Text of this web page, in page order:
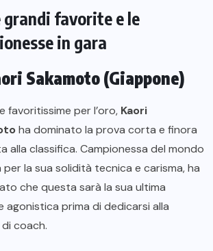
grandi favorite e le
in gara
Sakamoto (Giappone)
favoritissime per l’oro, Kaori
ha dominato la prova corta e finora
alla classifica. Campionessa del mondo
per la sua solidità tecnica e carisma, ha
che questa sarà la sua ultima
agonistica prima di dedicarsi alla
coach.